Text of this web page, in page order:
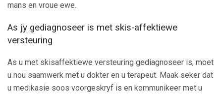
mans en vroue ewe.
As jy gediagnoseer is met skis-affektiewe
versteuring
As u met skisaffektiewe versteuring gediagnoseer is, moet
u nou saamwerk met u dokter en u terapeut. Maak seker dat
u medikasie soos voorgeskryf is en kommunikeer met u